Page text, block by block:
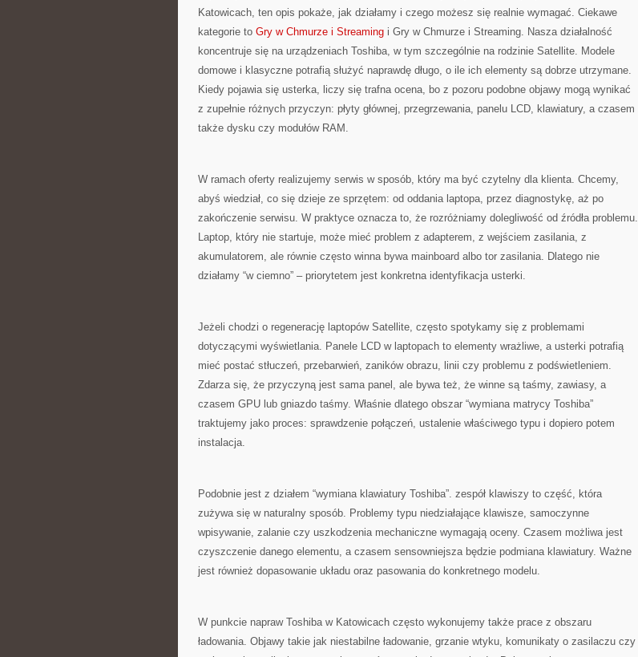
Katowicach, ten opis pokaże, jak działamy i czego możesz się realnie wymagać. Ciekawe
kategorie to Gry w Chmurze i Streaming i Gry w Chmurze i Streaming. Nasza działalność
koncentruje się na urządzeniach Toshiba, w tym szczególnie na rodzinie Satellite. Modele
domowe i klasyczne potrafią służyć naprawdę długo, o ile ich elementy są dobrze utrzymane.
Kiedy pojawia się usterka, liczy się trafna ocena, bo z pozoru podobne objawy mogą wynikać
z zupełnie różnych przyczyn: płyty głównej, przegrzewania, panelu LCD, klawiatury, a czasem
także dysku czy modułów RAM.
W ramach oferty realizujemy serwis w sposób, który ma być czytelny dla klienta. Chcemy,
abyś wiedział, co się dzieje ze sprzętem: od oddania laptopa, przez diagnostykę, aż po
zakończenie serwisu. W praktyce oznacza to, że rozróżniamy dolegliwość od źródła problemu.
Laptop, który nie startuje, może mieć problem z adapterem, z wejściem zasilania, z
akumulatorem, ale równie często winna bywa mainboard albo tor zasilania. Dlatego nie
działamy “w ciemno” – priorytetem jest konkretna identyfikacja usterki.
Jeżeli chodzi o regenerację laptopów Satellite, często spotykamy się z problemami
dotyczącymi wyświetlania. Panele LCD w laptopach to elementy wrażliwe, a usterki potrafią
mieć postać stłuczeń, przebarwień, zaników obrazu, linii czy problemu z podświetleniem.
Zdarza się, że przyczyną jest sama panel, ale bywa też, że winne są taśmy, zawiasy, a
czasem GPU lub gniazdo taśmy. Właśnie dlatego obszar “wymiana matrycy Toshiba”
traktujemy jako proces: sprawdzenie połączeń, ustalenie właściwego typu i dopiero potem
instalacja.
Podobnie jest z działem “wymiana klawiatury Toshiba”. zespół klawiszy to część, która
zużywa się w naturalny sposób. Problemy typu niedziałające klawisze, samoczynne
wpisywanie, zalanie czy uszkodzenia mechaniczne wymagają oceny. Czasem możliwa jest
czyszczenie danego elementu, a czasem sensowniejsza będzie podmiana klawiatury. Ważne
jest również dopasowanie układu oraz pasowania do konkretnego modelu.
W punkcie napraw Toshiba w Katowicach często wykonujemy także prace z obszaru
ładowania. Objawy takie jak niestabilne ładowanie, grzanie wtyku, komunikaty o zasilaczu czy